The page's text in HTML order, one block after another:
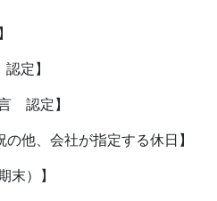
定】
認定】
他、会社が指定する休日】
末）】